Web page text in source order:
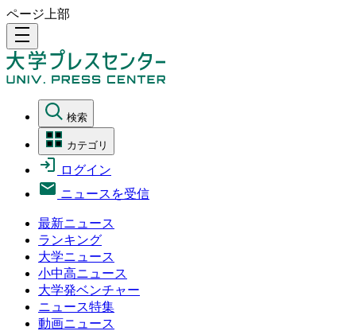
ページ上部
density_medium
検索
カテゴリ
ログイン
ニュースを受信
最新ニュース
ランキング
大学ニュース
小中高ニュース
大学発ベンチャー
ニュース特集
動画ニュース